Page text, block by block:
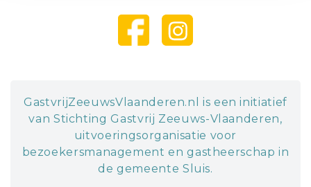
GastvrijZeeuwsVlaanderen.nl is een initiatief
van Stichting Gastvrij Zeeuws-Vlaanderen,
uitvoeringsorganisatie voor
bezoekersmanagement en gastheerschap in
de gemeente Sluis.